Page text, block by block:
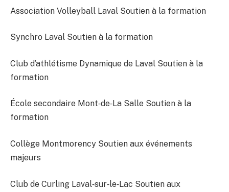
Association Volleyball Laval Soutien à la formation
Synchro Laval Soutien à la formation
Club d’athlétisme Dynamique de Laval Soutien à la
formation
École secondaire Mont‐de‐La Salle Soutien à la
formation
Collège Montmorency Soutien aux événements
majeurs
Club de Curling Laval‐sur‐le‐Lac Soutien aux